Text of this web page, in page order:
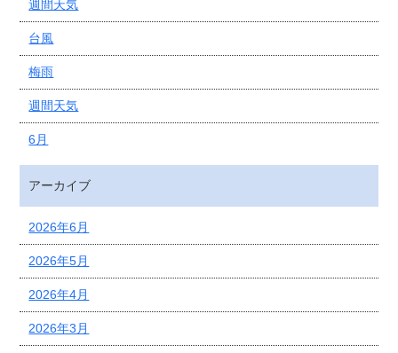
週間天気
台風
梅雨
週間天気
6月
アーカイブ
2026年6月
2026年5月
2026年4月
2026年3月